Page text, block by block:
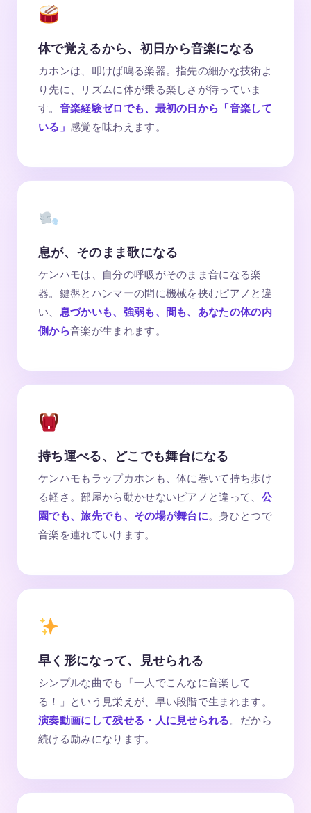
体で覚えるから、初日から音楽になる
カホンは、叩けば鳴る楽器。指先の細かな技術よ
り先に、リズムに体が乗る楽しさが待っていま
す。 音楽経験ゼロでも、最初の日から「音楽して
いる」 感覚を味わえます。
息が、そのまま歌になる
ケンハモは、自分の呼吸がそのまま音になる楽
器。鍵盤とハンマーの間に機械を挟むピアノと違
い、 息づかいも、強弱も、間も、あなたの体の内
側から音楽が生まれます。
持ち運べる、どこでも舞台になる
ケンハモもラップカホンも、体に巻いて持ち歩け
る軽さ。部屋から動かせないピアノと違って、 公
園でも、旅先でも、その場が舞台に。身ひとつで
音楽を連れていけます。
早く形になって、見せられる
シンプルな曲でも「一人でこんなに音楽して
る！」という見栄えが、早い段階で生まれます。
演奏動画にして残せる・人に見せられる。だから
続ける励みになります。